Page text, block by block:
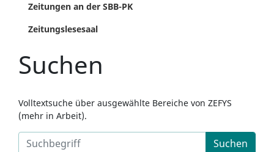
Zeitungen an der SBB-PK
Zeitungslesesaal
Suchen
Volltextsuche über ausgewählte Bereiche von ZEFYS
(mehr in Arbeit).
Suchen